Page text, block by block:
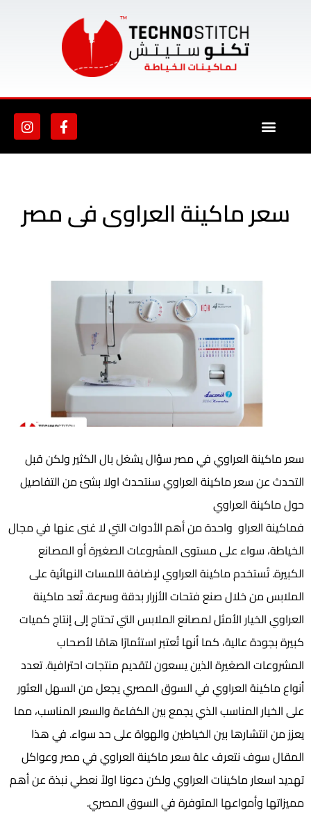
سعر ماكينة العراوى فى مصر
سعر ماكينة العراوي في مصر سؤال يشغل بال الكثير ولكن قبل
التحدث عن سعر ماكينة العراوي سنتحدث اولا بشئ من التفاصيل
حول ماكينة العراوي
فماكينة العراو واحدة من أهم الأدوات التي لا غنى عنها في مجال
الخياطة، سواء على مستوى المشروعات الصغيرة أو المصانع
الكبيرة. تُستخدم ماكينة العراوي لإضافة اللمسات النهائية على
الملابس من خلال صنع فتحات الأزرار بدقة وسرعة. تُعد ماكينة
العراوي الخيار الأمثل لمصانع الملابس التي تحتاج إلى إنتاج كميات
كبيرة بجودة عالية، كما أنها تُعتبر استثمارًا هامًا لأصحاب
المشروعات الصغيرة الذين يسعون لتقديم منتجات احترافية. تعدد
أنواع ماكينة العراوي في السوق المصري يجعل من السهل العثور
على الخيار المناسب الذي يجمع بين الكفاءة والسعر المناسب، مما
يعزز من انتشارها بين الخياطين والهواة على حد سواء. في هذا
المقال سوف نتعرف علة سعر ماكينة العراوي في مصر وعواكل
تهديد اسعار ماكينات العراوي ولكن دعونا اولاً نعطي نبذة عن أهم
مميزاتها وأمواعها المتوفرة في السوق المصري.